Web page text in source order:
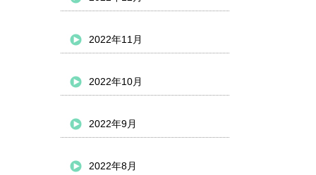
2022年11月
2022年10月
2022年9月
2022年8月